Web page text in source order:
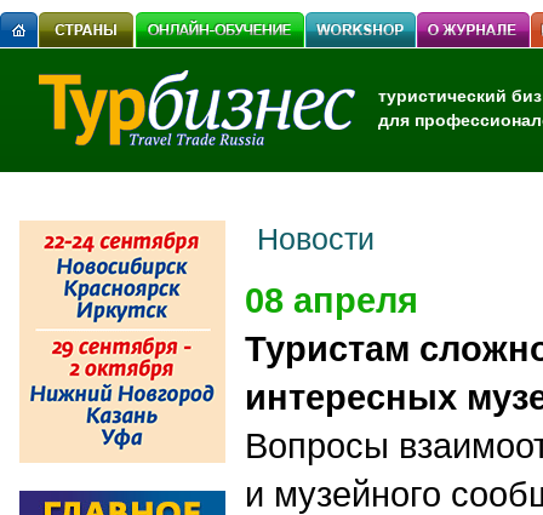
туристический
для
Новости
08 апреля
Туристам
интересных
Вопросы
и музейного